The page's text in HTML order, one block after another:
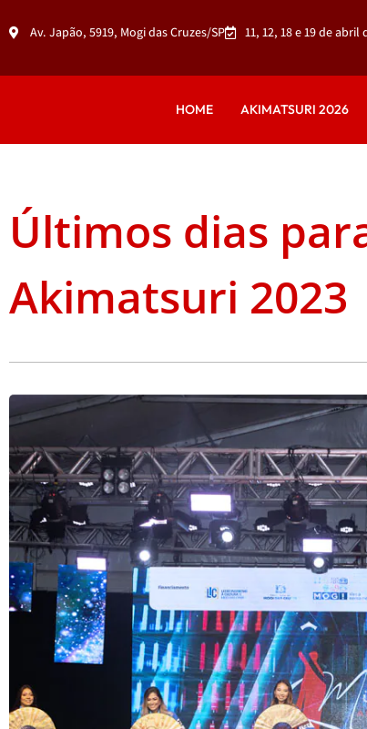
Av. Japão, 5919, Mogi das Cruzes/SP 11, 12, 18 e 19 de abril
HOME AKIMATSURI 2026
Últimos dias
Akimatsuri 2023